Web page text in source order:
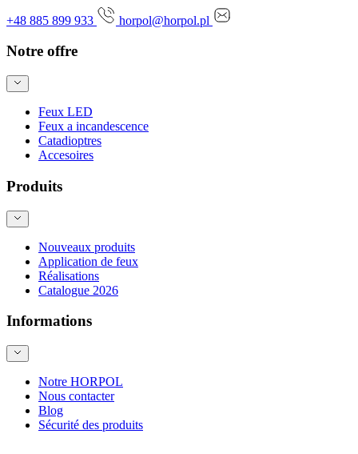
+48 885 899 933 horpol@horpol.pl
Notre offre
Feux LED
Feux a incandescence
Catadioptres
Accesoires
Produits
Nouveaux produits
Application de feux
Réalisations
Catalogue 2026
Informations
Notre HORPOL
Nous contacter
Blog
Sécurité des produits